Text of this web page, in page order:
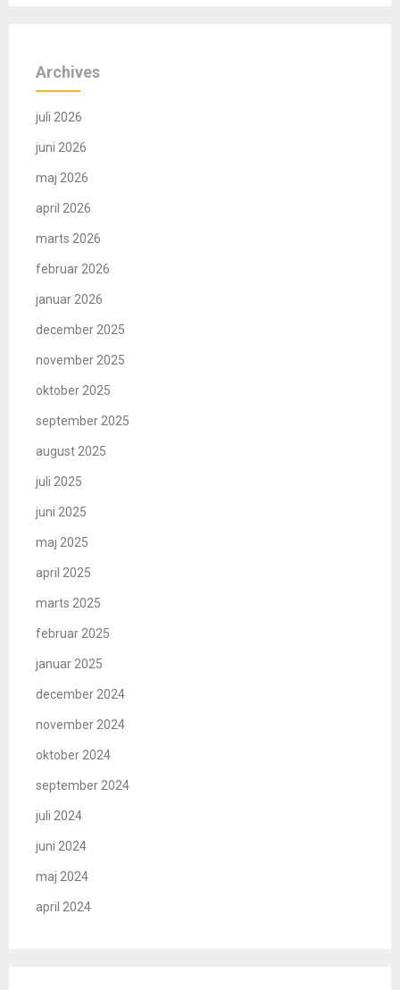
Archives
juli 2026
juni 2026
maj 2026
april 2026
marts 2026
februar 2026
januar 2026
december 2025
november 2025
oktober 2025
september 2025
august 2025
juli 2025
juni 2025
maj 2025
april 2025
marts 2025
februar 2025
januar 2025
december 2024
november 2024
oktober 2024
september 2024
juli 2024
juni 2024
maj 2024
april 2024